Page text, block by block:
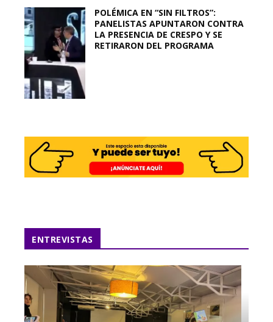
POLÉMICA EN “SIN FILTROS”:
PANELISTAS APUNTARON CONTRA
LA PRESENCIA DE CRESPO Y SE
RETIRARON DEL PROGRAMA
ENTREVISTAS